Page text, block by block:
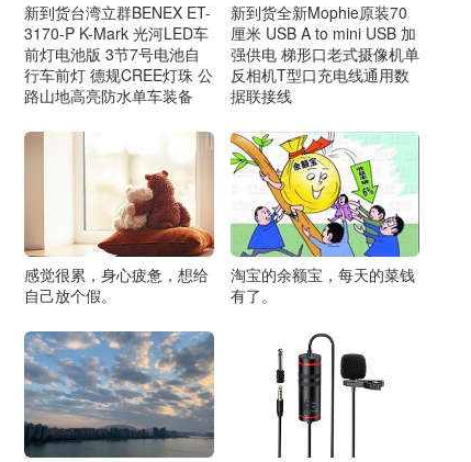
新到货台湾立群BENEX ET-
3170-P K-Mark 光河LED车
前灯电池版 3节7号电池自
行车前灯 德规CREE灯珠 公
路山地高亮防水单车装备
新到货全新Mophie原装70
厘米 USB A to mini USB 加
强供电 梯形口老式摄像机单
反相机T型口充电线通用数
据联接线
感觉很累，身心疲惫，想给
自己放个假。
淘宝的余额宝，每天的菜钱
有了。